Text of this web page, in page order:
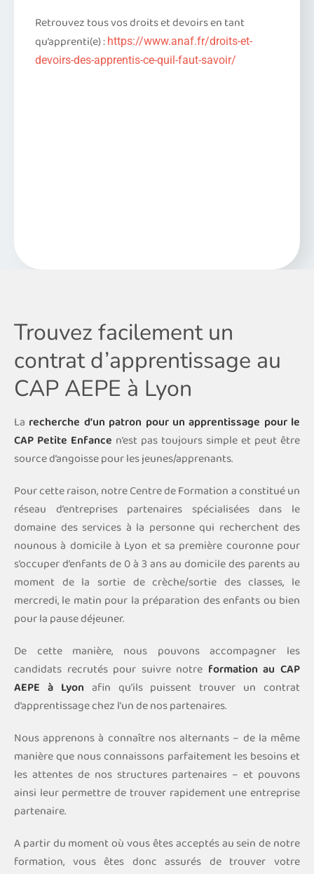
Retrouvez tous vos droits et devoirs en tant
qu’apprenti(e) : https://www.anaf.fr/droits-et-
devoirs-des-apprentis-ce-quil-faut-savoir/
Trouvez facilement un
contrat d’apprentissage au
CAP AEPE à Lyon
La recherche d’un patron pour un apprentissage pour le
CAP Petite Enfance n’est pas toujours simple et peut être
source d’angoisse pour les jeunes/apprenants.
Pour cette raison, notre Centre de Formation a constitué un
réseau d’entreprises partenaires spécialisées dans le
domaine des services à la personne qui recherchent des
nounous à domicile à Lyon et sa première couronne pour
s’occuper d’enfants de 0 à 3 ans au domicile des parents au
moment de la sortie de crèche/sortie des classes, le
mercredi, le matin pour la préparation des enfants ou bien
pour la pause déjeuner.
De cette manière, nous pouvons accompagner les
candidats recrutés pour suivre notre formation au CAP
AEPE à Lyon afin qu’ils puissent trouver un contrat
d’apprentissage chez l’un de nos partenaires.
Nous apprenons à connaître nos alternants – de la même
manière que nous connaissons parfaitement les besoins et
les attentes de nos structures partenaires – et pouvons
ainsi leur permettre de trouver rapidement une entreprise
partenaire.
A partir du moment où vous êtes acceptés au sein de notre
formation, vous êtes donc assurés de trouver votre